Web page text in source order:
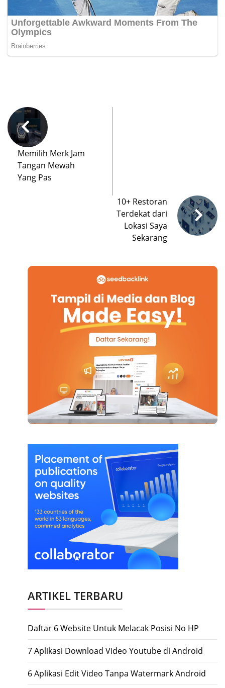
Memilih Merk Jam
Tangan Mewah
Yang Pas
10+ Restoran
Terdekat dari
Lokasi Saya
Sekarang
ARTIKEL TERBARU
Daftar 6 Website Untuk Melacak Posisi No HP
7 Aplikasi Download Video Youtube di Android
6 Aplikasi Edit Video Tanpa Watermark Android